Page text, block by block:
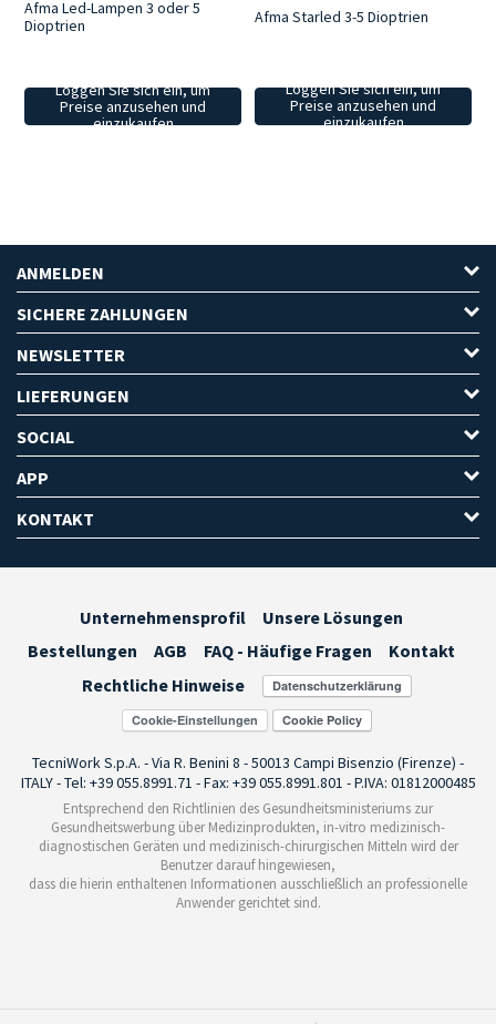
Afma Led-Lampen 3 oder 5
Dioptrien
Loggen Sie sich ein, um
Preise anzusehen und
einzukaufen
Afma Starled 3-5 Dioptrien
Loggen Sie sich ein, um
Preise anzusehen und
einzukaufen
ANMELDEN
SICHERE ZAHLUNGEN
NEWSLETTER
LIEFERUNGEN
SOCIAL
APP
KONTAKT
Unternehmensprofil
Unsere Lösungen
Bestellungen
AGB FAQ - Häufige Fragen
Kontakt
Rechtliche Hinweise
Cookie-Einstellungen
TecniWork S.p.A. - Via R. Benini 8 - 50013 Campi Bisenzio (Firenze) -
ITALY - Tel: +39 055.8991.71 - Fax: +39 055.8991.801 - P.IVA: 01812000485
Entsprechend den Richtlinien des Gesundheitsministeriums zur
Gesundheitswerbung über Medizinprodukten, in-vitro medizinisch-
diagnostischen Geräten und medizinisch-chirurgischen Mitteln wird der
Benutzer darauf hingewiesen,
dass die hierin enthaltenen Informationen ausschließlich an professionelle
Anwender gerichtet sind.